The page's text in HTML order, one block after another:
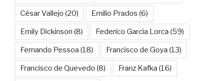
César Vallejo (20) Emilio Prados (6)
Emily Dickinson (8) Federico García Lorca (59)
Fernando Pessoa (18) Francisco de Goya (13)
Francisco de Quevedo (8) Franz Kafka (16)